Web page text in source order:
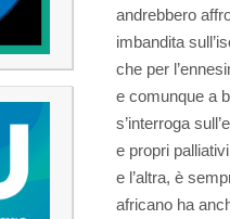
andrebbero
imbandita
che per
e comunque a
s’interroga
e propri
e l’altra, è
africano ha